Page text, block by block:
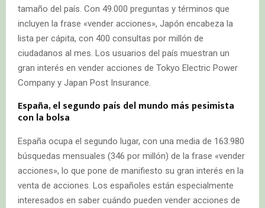
tamaño del país. Con 49.000 preguntas y términos que
incluyen la frase «vender acciones», Japón encabeza la
lista per cápita, con 400 consultas por millón de
ciudadanos al mes. Los usuarios del país muestran un
gran interés en vender acciones de Tokyo Electric Power
Company y Japan Post Insurance.
España, el segundo país del mundo más pesimista
con la bolsa
España ocupa el segundo lugar, con una media de 163.980
búsquedas mensuales (346 por millón) de la frase «vender
acciones», lo que pone de manifiesto su gran interés en la
venta de acciones. Los españoles están especialmente
interesados ​​en saber cuándo pueden vender acciones de